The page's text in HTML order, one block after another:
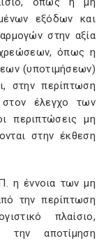
εξόδων και
στην αξία
όπως η
(υποτιμήσεων)
στην περίπτωση
έλεγχο των
περιπτώσεις μη
στην έκθεση
η έννοια των μη
την περίπτωση
πλαίσιο,
αποτίμηση